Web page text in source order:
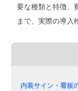
要な種類と特徴、
まで、実際の導入
内装サイン・看板